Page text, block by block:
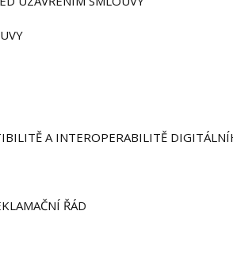
A INTEROPERABILITĚ
ŘÁD